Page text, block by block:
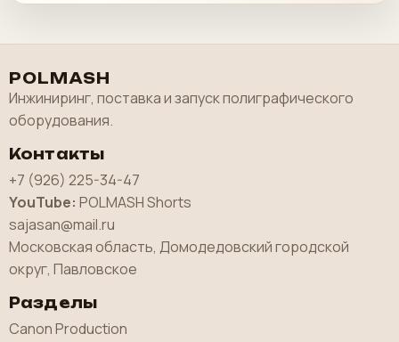
POLMASH
Инжиниринг, поставка и запуск полиграфического
оборудования.
Контакты
+7 (926) 225-34-47
YouTube: POLMASH Shorts
sajasan@mail.ru
Московская область, Домодедовский городской
округ, Павловское
Разделы
Canon Production